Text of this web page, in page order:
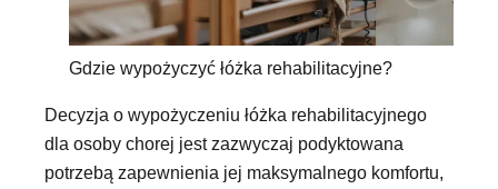
Gdzie wypożyczyć łóżka rehabilitacyjne?
Decyzja o wypożyczeniu łóżka rehabilitacyjnego
dla osoby chorej jest zazwyczaj podyktowana
potrzebą zapewnienia jej maksymalnego komfortu,